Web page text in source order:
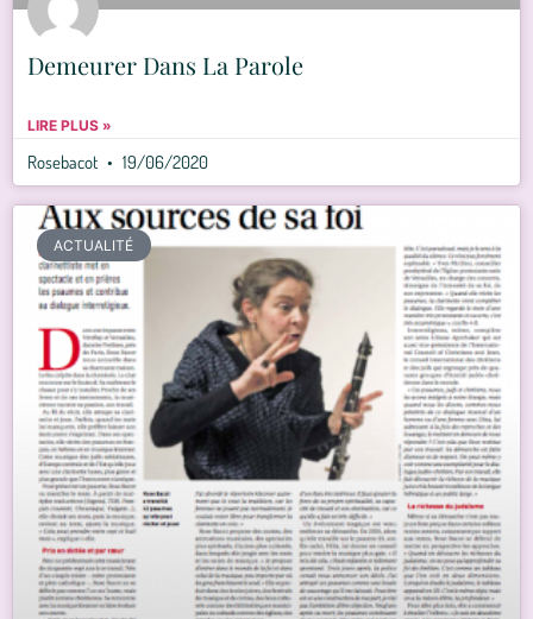
Demeurer Dans La Parole
LIRE PLUS »
Rosebacot 19/06/2020
ACTUALITÉ